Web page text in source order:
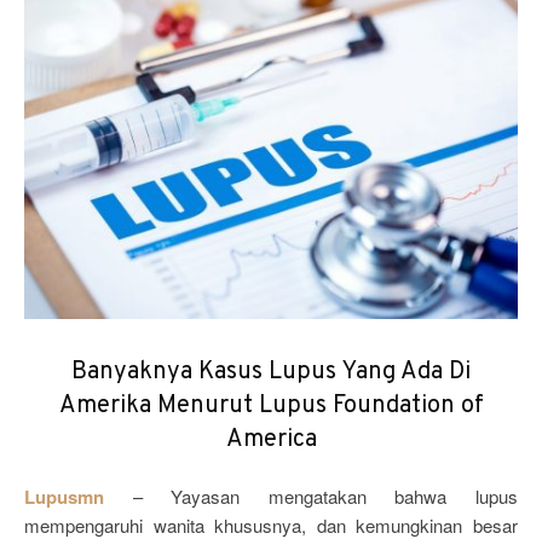
Banyaknya Kasus Lupus Yang Ada Di
Amerika Menurut Lupus Foundation of
America
Lupusmn – Yayasan mengatakan bahwa lupus
mempengaruhi wanita khususnya, dan kemungkinan besar